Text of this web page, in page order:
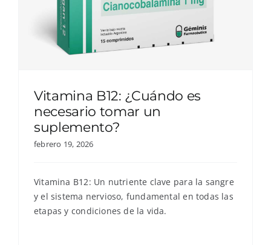
Vitamina B12: ¿Cuándo es
necesario tomar un
suplemento?
febrero 19, 2026
Vitamina B12: Un nutriente clave para la sangre
y el sistema nervioso, fundamental en todas las
etapas y condiciones de la vida.